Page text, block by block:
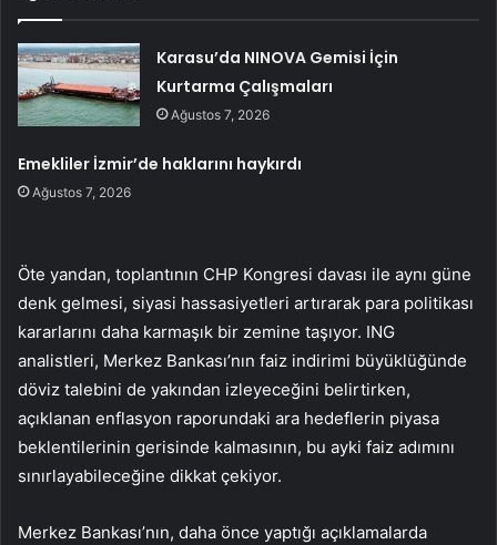
Karasu’da NINOVA Gemisi İçin
Kurtarma Çalışmaları
Ağustos 7, 2026
Emekliler İzmir’de haklarını haykırdı
Ağustos 7, 2026
Öte yandan, toplantının CHP Kongresi davası ile aynı güne
denk gelmesi, siyasi hassasiyetleri artırarak para politikası
kararlarını daha karmaşık bir zemine taşıyor. ING
analistleri, Merkez Bankası’nın faiz indirimi büyüklüğünde
döviz talebini de yakından izleyeceğini belirtirken,
açıklanan enflasyon raporundaki ara hedeflerin piyasa
beklentilerinin gerisinde kalmasının, bu ayki faiz adımını
sınırlayabileceğine dikkat çekiyor.
Merkez Bankası’nın, daha önce yaptığı açıklamalarda